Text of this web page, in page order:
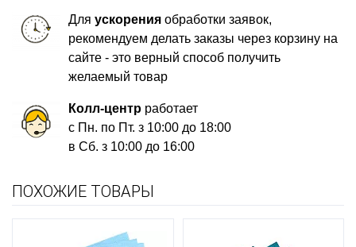
Дляускорения обработки заявок,
рекомендуем делать заказы через корзину на
сайте - это верный способ получить
желаемый товар
Колл-центр работает
с Пн. по Пт. з 10:00 до 18:00
в Сб. з 10:00 до 16:00
ПОХОЖИЕ ТОВАРЫ